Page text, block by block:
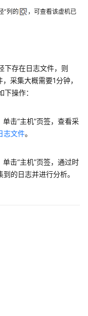
”列的
，可查看该虚机已
下存在日志文件，则
采集大概需要1分钟，
操作：
击“主机”页签，查看采
志文件。
击“主机”页签，通过时
的日志并进行分析。